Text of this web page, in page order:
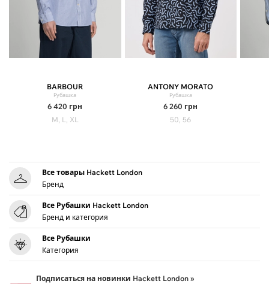
BARBOUR
Рубашка
6 420 грн
M, L, XL
ANTONY MORATO
Рубашка
6 260 грн
50, 56
Все товары Hackett London
Бренд
Все Рубашки Hackett London
Бренд и категория
Все Рубашки
Категория
Подписаться на новинки Hackett London »